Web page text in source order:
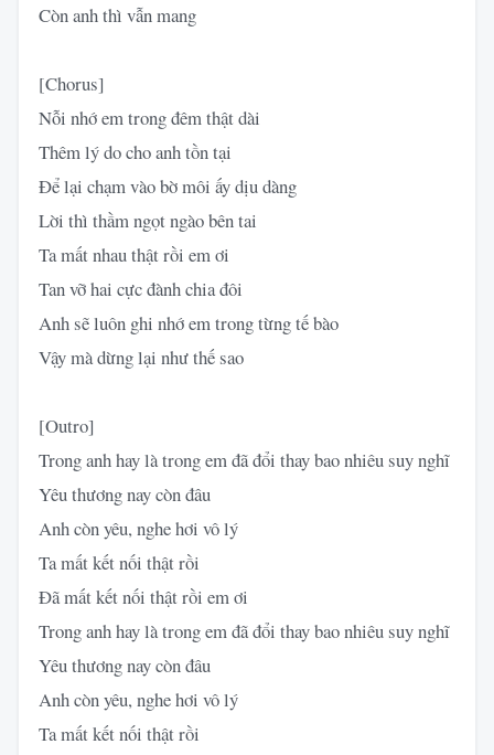
Còn anh thì vẫn mang
[Chorus]
Nỗi nhớ em trong đêm thật dài
Thêm lý do cho anh tồn tại
Để lại chạm vào bờ môi ấy dịu dàng
Lời thì thầm ngọt ngào bên tai
Ta mất nhau thật rồi em ơi
Tan vỡ hai cực đành chia đôi
Anh sẽ luôn ghi nhớ em trong từng tế bào
Vậy mà dừng lại như thế sao
[Outro]
Trong anh hay là trong em đã đổi thay bao nhiêu suy nghĩ
Yêu thương nay còn đâu
Anh còn yêu, nghe hơi vô lý
Ta mất kết nối thật rồi
Đã mất kết nối thật rồi em ơi
Trong anh hay là trong em đã đổi thay bao nhiêu suy nghĩ
Yêu thương nay còn đâu
Anh còn yêu, nghe hơi vô lý
Ta mất kết nối thật rồi